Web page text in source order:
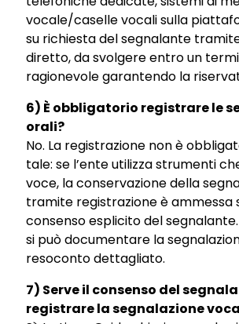
vocale/caselle vocali sulla
su richiesta del segnalante
diretto, da svolgere entro un
ragionevole garantendo la
6) È obbligatorio registrare le
orali?
No. La registrazione non è
tale: se l’ente utilizza strumenti
voce, la conservazione della
tramite registrazione è ammessa
consenso esplicito del
si può documentare la
resoconto dettagliato.
7) Serve il consenso del
registrare la segnalazione